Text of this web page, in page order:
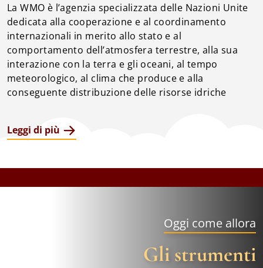
La WMO è l’agenzia specializzata delle Nazioni Unite
dedicata alla cooperazione e al coordinamento
internazionali in merito allo stato e al
comportamento dell’atmosfera terrestre, alla sua
interazione con la terra e gli oceani, al tempo
meteorologico, al clima che produce e alla
conseguente distribuzione delle risorse idriche
Leggi di più
Oggi come allora
Gli strumenti